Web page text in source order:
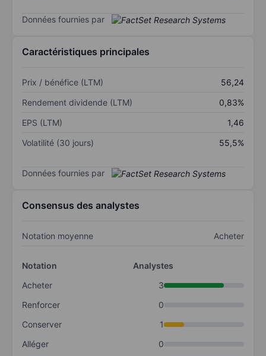
Données fournies par
Caractéristiques principales
Prix / bénéfice (LTM)
56,24
Rendement dividende (LTM)
0,83%
EPS (LTM)
1,46
Volatilité (30 jours)
55,5%
Données fournies par
Consensus des analystes
Notation moyenne Acheter
Notation
Analystes
Acheter
3
Renforcer
0
Conserver
1
Alléger
0